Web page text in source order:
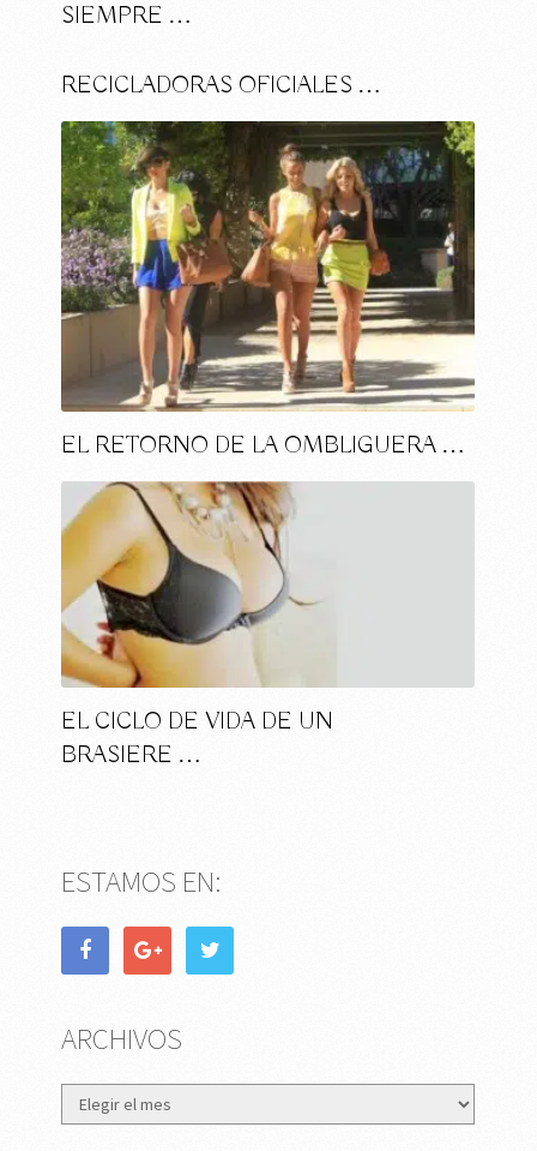
SIEMPRE …
RECICLADORAS OFICIALES …
EL RETORNO DE LA OMBLIGUERA …
EL CICLO DE VIDA DE UN
BRASIERE …
ESTAMOS EN:
ARCHIVOS
Archivos